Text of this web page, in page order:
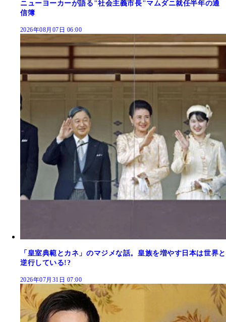
ニューヨーカーが語る"社会主義市長"マムダニ就任半年の通
信簿
2026年08月07日 06:00
「皇室典範とカネ」のマジメな話。皇族を増やす日本は世界と
逆行している!?
2026年07月31日 07:00